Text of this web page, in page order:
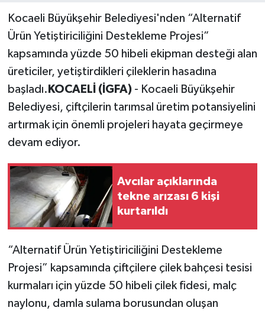
Kocaeli Büyükşehir Belediyesi'nden “Alternatif
Ürün Yetiştiriciliğini Destekleme Projesi”
kapsamında yüzde 50 hibeli ekipman desteği alan
üreticiler, yetiştirdikleri çileklerin hasadına
başladı. KOCAELİ (İGFA) - Kocaeli Büyükşehir
Belediyesi, çiftçilerin tarımsal üretim potansiyelini
artırmak için önemli projeleri hayata geçirmeye
devam ediyor.
Avcılar açıklarında
tekne arızası 6 kişi
kurtarıldı
“Alternatif Ürün Yetiştiriciliğini Destekleme
Projesi” kapsamında çiftçilere çilek bahçesi tesisi
kurmaları için yüzde 50 hibeli çilek fidesi, malç
naylonu, damla sulama borusundan oluşan